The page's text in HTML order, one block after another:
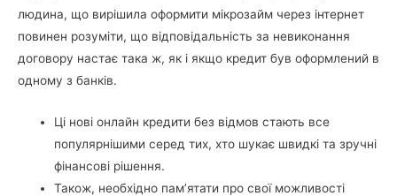
людина, що вирішила оформити мікрозайм через інтернет
повинен розуміти, що відповідальність за невиконання
договору настає така ж, як і якщо кредит був оформлений в
одному з банків.
Ці нові онлайн кредити без відмов стають все
популярнішими серед тих, хто шукає швидкі та зручні
фінансові рішення.
Також, необхідно пам’ятати про свої можливості